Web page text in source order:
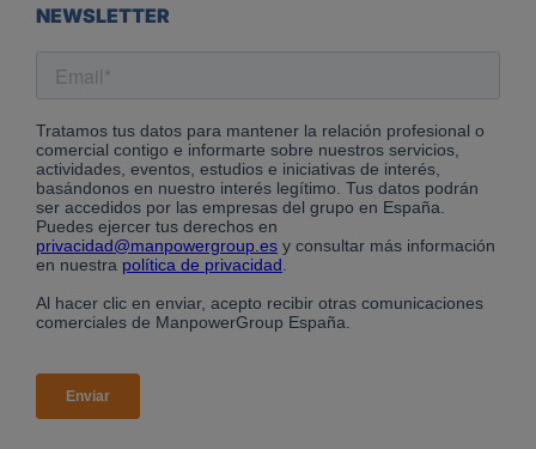
NEWSLETTER